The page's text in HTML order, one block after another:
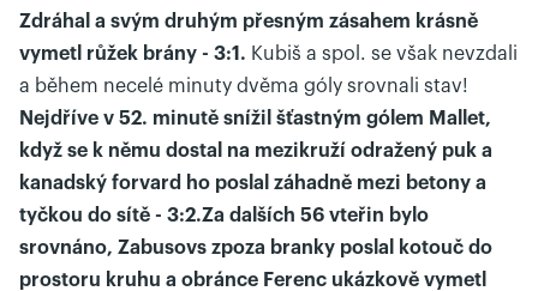
Zdráhal a svým druhým přesným zásahem krásně
vymetl růžek brány - 3:1. Kubiš a spol. se však nevzdali
a během necelé minuty dvěma góly srovnali stav!
Nejdříve v 52. minutě snížil šťastným gólem Mallet,
když se k němu dostal na mezikruží odražený puk a
kanadský forvard ho poslal záhadně mezi betony a
tyčkou do sítě - 3:2.Za dalších 56 vteřin bylo
srovnáno, Zabusovs zpoza branky poslal kotouč do
prostoru kruhu a obránce Ferenc ukázkově vymetl